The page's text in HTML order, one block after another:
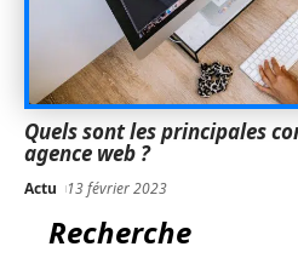
Quels sont les principales
agence web ?
Actu 13 février 2023
Recherche